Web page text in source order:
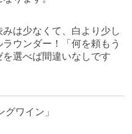
は少なくて、白より少し
ウンダー！「何を頼もう
選べば間違いなしです
ワイン」